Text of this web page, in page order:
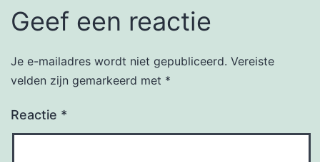
Geef een reactie
Je e-mailadres wordt niet gepubliceerd. Vereiste
velden zijn gemarkeerd met *
Reactie *